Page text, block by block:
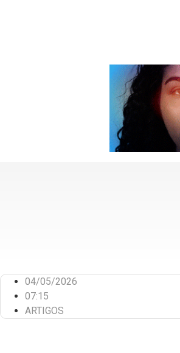
04/05/2026
07:15
ARTIGOS